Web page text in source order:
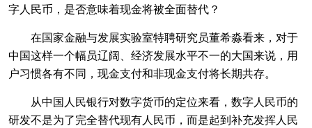
字人民币，是否意味着现金将被全面替代？
在国家金融与发展实验室特聘研究员董希淼看来，对于
中国这样一个幅员辽阔、经济发展水平不一的大国来说，用
户习惯各有不同，现金支付和非现金支付将长期共存。
从中国人民银行对数字货币的定位来看，数字人民币的
研发不是为了完全替代现有人民币，而是起到补充发挥人民